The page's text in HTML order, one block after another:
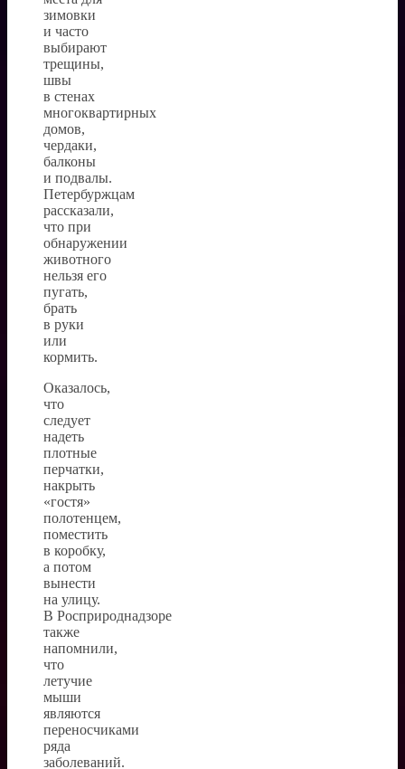
зимовки
и часто
выбирают
трещины,
швы
в стенах
многоквартирных
домов,
чердаки,
балконы
и подвалы.
Петербуржцам
рассказали,
что при
обнаружении
животного
нельзя его
пугать,
брать
в руки
или
кормить.
Оказалось,
что
следует
надеть
плотные
перчатки,
накрыть
«гостя»
полотенцем,
поместить
в коробку,
а потом
вынести
на улицу.
В Росприроднадзоре
также
напомнили,
что
летучие
мыши
являются
переносчиками
ряда
заболеваний.